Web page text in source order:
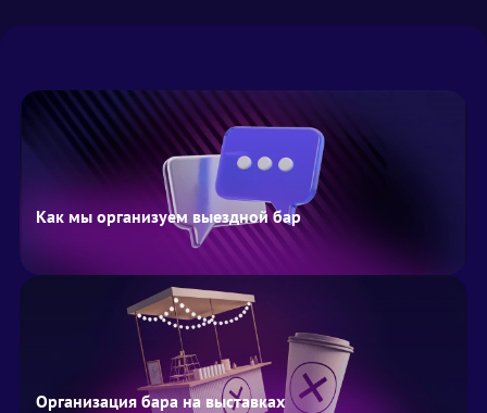
Как мы организуем выездной бар
Организация бара на выставках